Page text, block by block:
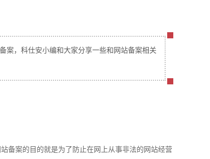
案，科仕安小编和大家分享一些和网站备案相关
备案的目的就是为了防止在网上从事非法的网站经营